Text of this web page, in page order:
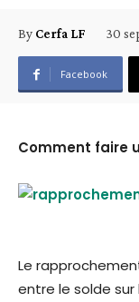
By Cerfa LF 30
Facebook
Comment faire
Le
entre le solde sur